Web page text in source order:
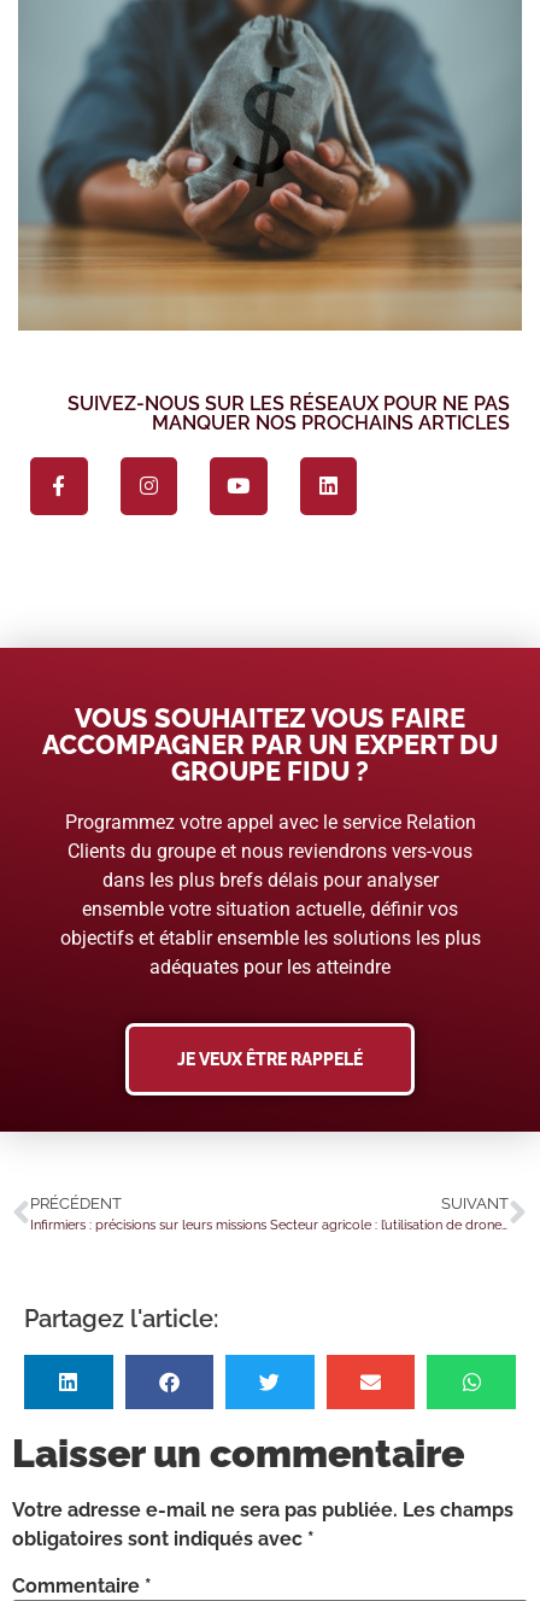
SUIVEZ-NOUS SUR LES RÉSEAUX POUR NE PAS
MANQUER NOS PROCHAINS ARTICLES
VOUS SOUHAITEZ VOUS FAIRE
ACCOMPAGNER PAR UN EXPERT DU
GROUPE FIDU ?
Programmez votre appel avec le service Relation
Clients du groupe et nous reviendrons vers-vous
dans les plus brefs délais pour analyser
ensemble votre situation actuelle, définir vos
objectifs et établir ensemble les solutions les plus
adéquates pour les atteindre
JE VEUX ÊTRE RAPPELÉ
PRÉCÉDENT
Infirmiers : précisions sur leurs missions
SUIVANT
Secteur agricole : l’utilisation de drones autorisée pour l’épandage ?
Partagez l'article:
Laisser un commentaire
Votre adresse e-mail ne sera pas publiée. Les champs
obligatoires sont indiqués avec *
Commentaire *